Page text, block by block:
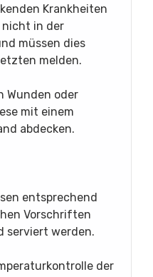
Krankheiten
in der
müssen dies
melden.
Wunden oder
mit einem
abdecken.
entsprechend
Vorschriften
serviert werden.
der